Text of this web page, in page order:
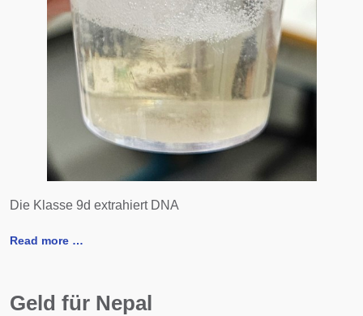
Die Klasse 9d extrahiert DNA
Read more …
Geld für Nepal